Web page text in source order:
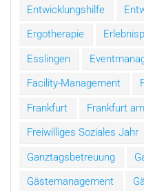
Entwicklungshilfe
Ergotherapie
Esslingen
Facility-Management
Frankfurt
Frankfurt
Freiwilliges Soziales Jahr
Ganztagsbetreuung
Gästemanagement